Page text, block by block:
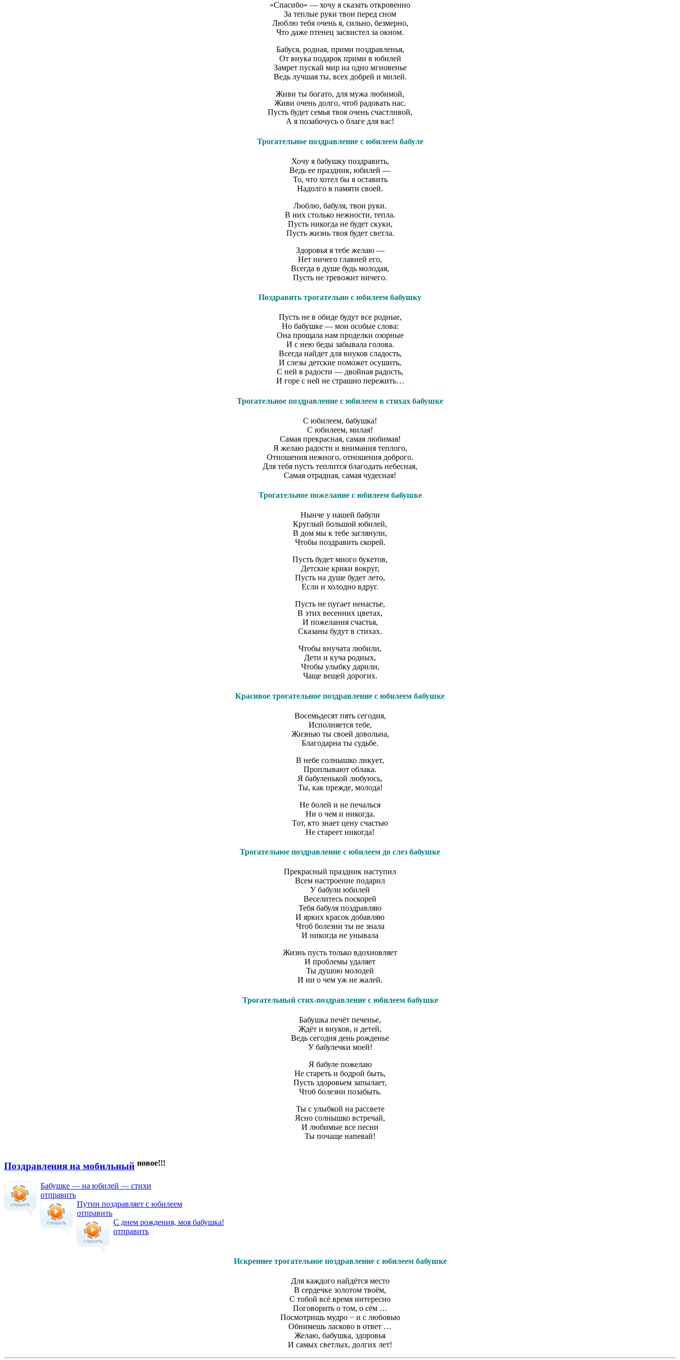
«Спасибо» — хочу я сказать откровенно
За теплые руки твои перед сном
Люблю тебя очень я, сильно, безмерно,
Что даже птенец засвистел за окном.
Бабуся, родная, прими поздравленья,
От внука подарок прими в юбилей
Замрет пускай мир на одно мгновенье
Ведь лучшая ты, всех добрей и милей.
Живи ты богато, для мужа любимой,
Живи очень долго, чтоб радовать нас.
Пусть будет семья твоя очень счастливой,
А я позабочусь о благе для вас!
Трогательное поздравление с юбилеем бабуле
Хочу я бабушку поздравить,
Ведь ее праздник, юбилей —
То, что хотел бы я оставить
Надолго в памяти своей.
Люблю, бабуля, твои руки.
В них столько нежности, тепла.
Пусть никогда не будет скуки,
Пусть жизнь твоя будет светла.
Здоровья я тебе желаю —
Нет ничего главней его,
Всегда в душе будь молодая,
Пусть не тревожит ничего.
Поздравить трогательно с юбилеем бабушку
Пусть не в обиде будут все родные,
Но бабушке — мои особые слова:
Она прощала нам проделки озорные
И с нею беды забывала голова.
Всегда найдет для внуков сладость,
И слезы детские поможет осушить,
С ней в радости — двойная радость,
И горе с ней не страшно пережить…
Трогательное поздравление с юбилеем в стихах бабушке
С юбилеем, бабушка!
С юбилеем, милая!
Самая прекрасная, самая любимая!
Я желаю радости и внимания теплого,
Отношения нежного, отношения доброго.
Для тебя пусть теплится благодать небесная,
Самая отрадная, самая чудесная!
Трогательное пожелание с юбилеем бабушке
Нынче у нашей бабули
Круглый большой юбилей,
В дом мы к тебе заглянули,
Чтобы поздравить скорей.
Пусть будет много букетов,
Детские крики вокруг,
Пусть на душе будет лето,
Если и холодно вдруг.
Пусть не пугает ненастье,
В этих весенних цветах,
И пожелания счастья,
Сказаны будут в стихах.
Чтобы внучата любили,
Дети и куча родных,
Чтобы улыбку дарили,
Чаще вещей дорогих.
Красивое трогательное поздравление с юбилеем бабушке
Восемьдесят пять сегодня,
Исполняется тебе,
Жизнью ты своей довольна,
Благодарна ты судьбе.
В небе солнышко ликует,
Проплывают облака.
Я бабуленькой любуюсь,
Ты, как прежде, молода!
Не болей и не печалься
Ни о чем и никогда.
Тот, кто знает цену счастью
Не стареет никогда!
Трогательное поздравление с юбилеем до слез бабушке
Прекрасный праздник наступил
Всем настроение подарил
У бабули юбилей
Веселитесь поскорей
Тебя бабуля поздравляю
И ярких красок добавляю
Чтоб болезни ты не знала
И никогда не унывала
Жизнь пусть только вдохновляет
И проблемы удаляет
Ты душою молодей
И ни о чем уж не жалей.
Трогательный стих-поздравление с юбилеем бабушке
Бабушка печёт печенье,
Ждёт и внуков, и детей,
Ведь сегодня день рожденье
У бабулечки моей!
Я бабуле пожелаю
Не стареть и бодрой быть,
Пусть здоровьем запылает,
Чтоб болезни позабыть.
Ты с улыбкой на рассвете
Ясно солнышко встречай,
И любимые все песни
Ты почаще напевай!
Поздравления на мобильный новое!!!
Бабушке — на юбилей — стихи
отправить
Путин поздравляет с юбилеем
отправить
С днем рождения, моя бабушка!
отправить
Искреннее трогательное поздравление с юбилеем бабушке
Для каждого найдётся место
В сердечке золотом твоём,
С тобой всё время интересно
Поговорить о том, о сём …
Посмотришь мудро − и с любовью
Обнимешь ласково в ответ …
Желаю, бабушка, здоровья
И самых светлых, долгих лет!